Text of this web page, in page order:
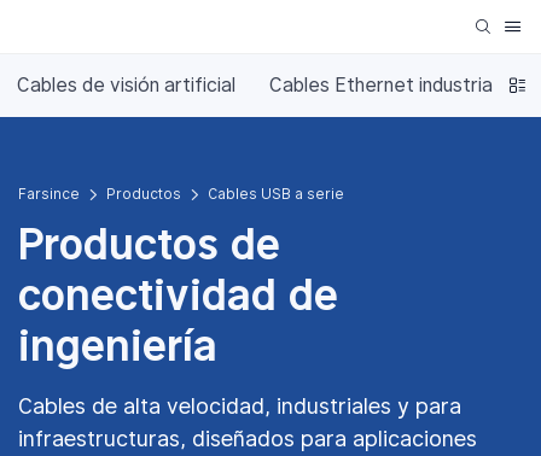
Cables de visión artificial Cables Ethernet industriales
Farsince Productos Cables USB a serie
Productos de
conectividad de
ingeniería
Cables de alta velocidad, industriales y para
infraestructuras, diseñados para aplicaciones